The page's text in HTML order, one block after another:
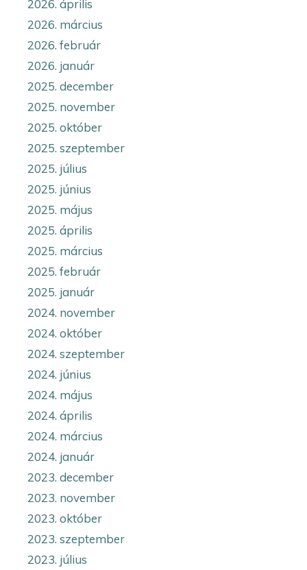
2026. április
2026. március
2026. február
2026. január
2025. december
2025. november
2025. október
2025. szeptember
2025. július
2025. június
2025. május
2025. április
2025. március
2025. február
2025. január
2024. november
2024. október
2024. szeptember
2024. június
2024. május
2024. április
2024. március
2024. január
2023. december
2023. november
2023. október
2023. szeptember
2023. július